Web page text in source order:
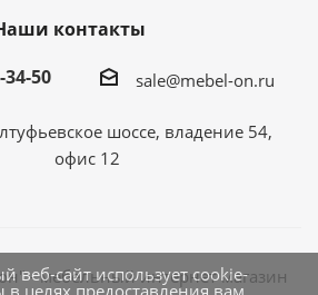
контакты
34-50
sale@mebel-on.ru
шоссе, владение 54,
офис 12
- мебельный интернет магазин
веб-сайт использует cookie-
целях предоставления вам